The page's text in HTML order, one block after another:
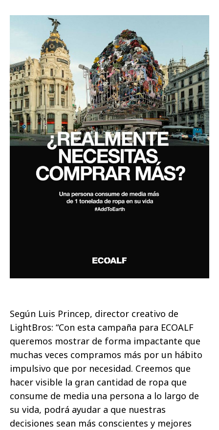
Según Luis Princep, director creativo de
LightBros: “Con esta campaña para ECOALF
queremos mostrar de forma impactante que
muchas veces compramos más por un hábito
impulsivo que por necesidad. Creemos que
hacer visible la gran cantidad de ropa que
consume de media una persona a lo largo de
su vida, podrá ayudar a que nuestras
decisiones sean más conscientes y mejores